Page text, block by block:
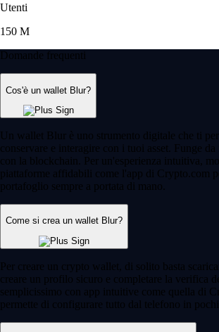
Utenti
150 M
Domande frequenti
Cos'è un wallet Blur?
Un wallet Blur è uno strumento digitale che ti
conservare e interagire con i tuoi asset. Funge
con la blockchain. Per un'esperienza intuitiva,
piattaforme affidabili come l'app di Crypto.com
portafoglio sempre a portata di mano.
Come si crea un wallet Blur?
Per creare un crypto wallet, di solito basta
creare un profilo sicuro e completare la verifica
semplicissimo con app intuitive come quella di
permette di configurare tutto dal telefono in